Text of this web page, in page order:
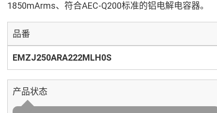
1850mArms、符合AEC-Q200标准的铝电解电容器。
品番
EMZJ250ARA222MLH0S
产品状态